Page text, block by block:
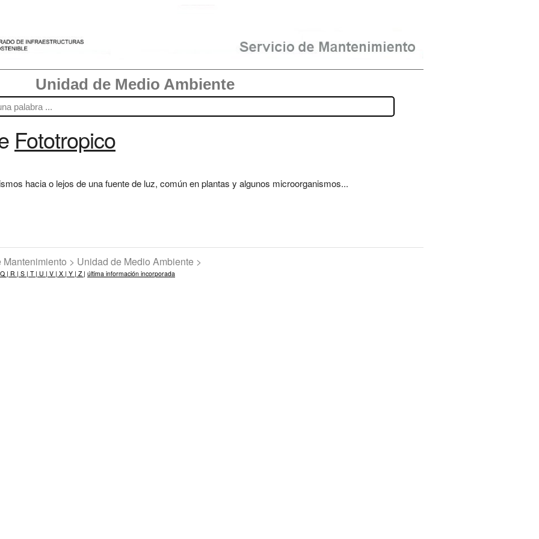
Unidad de Medio Ambiente
Fototropico
hacia o lejos de una fuente de luz, común en plantas y algunos microorganismos...
> Unidad de Medio Ambiente >
Q | R | S | T | U | V | X | Y | Z | última información incorporada